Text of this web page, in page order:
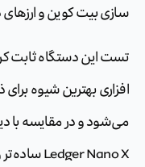
سازی بیت کوین و
تست این دستگاه ثابت
افزاری بهترین شیوه
می‌شود و در مقایسه با
Ledger Nano X ساده‌تر و روان‌تر است.